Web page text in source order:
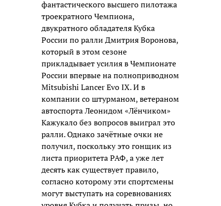
фантастического высшего пилотажа
троекратного Чемпиона,
двукратного обладателя Кубка
России по ралли Дмитрия Воронова,
который в этом сезоне
прикладывает усилия в Чемпионате
России впервые на полноприводном
Mitsubishi Lancer Evo IX. И в
компании со штурманом, ветераном
автоспорта Леонидом «Лёнчиком»
Кажукало без вопросов выиграл это
ралли. Однако зачётные очки не
получил, поскольку это гонщик из
листа приоритета РАФ, а уже лет
десять как существует правило,
согласно которому эти спортсмены
могут выступать на соревнованиях